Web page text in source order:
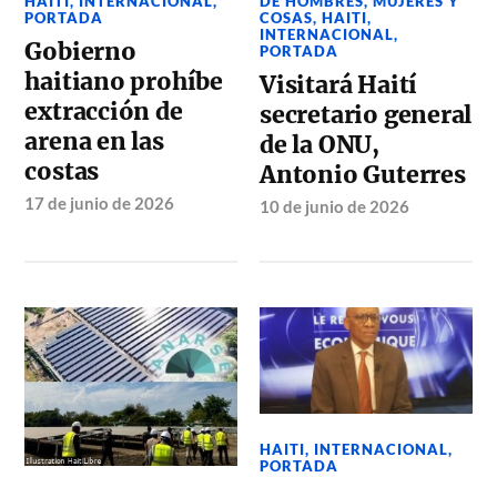
PORTADA
Gobierno
haitiano prohíbe
extracción de
arena en las
costas
17 de junio de 2026
COSAS,HAITI,
INTERNACIONAL,
PORTADA
Visitará Haití
secretario general
de la ONU,
Antonio Guterres
10 de junio de 2026
HAITI, INTERNACIONAL,
PORTADA